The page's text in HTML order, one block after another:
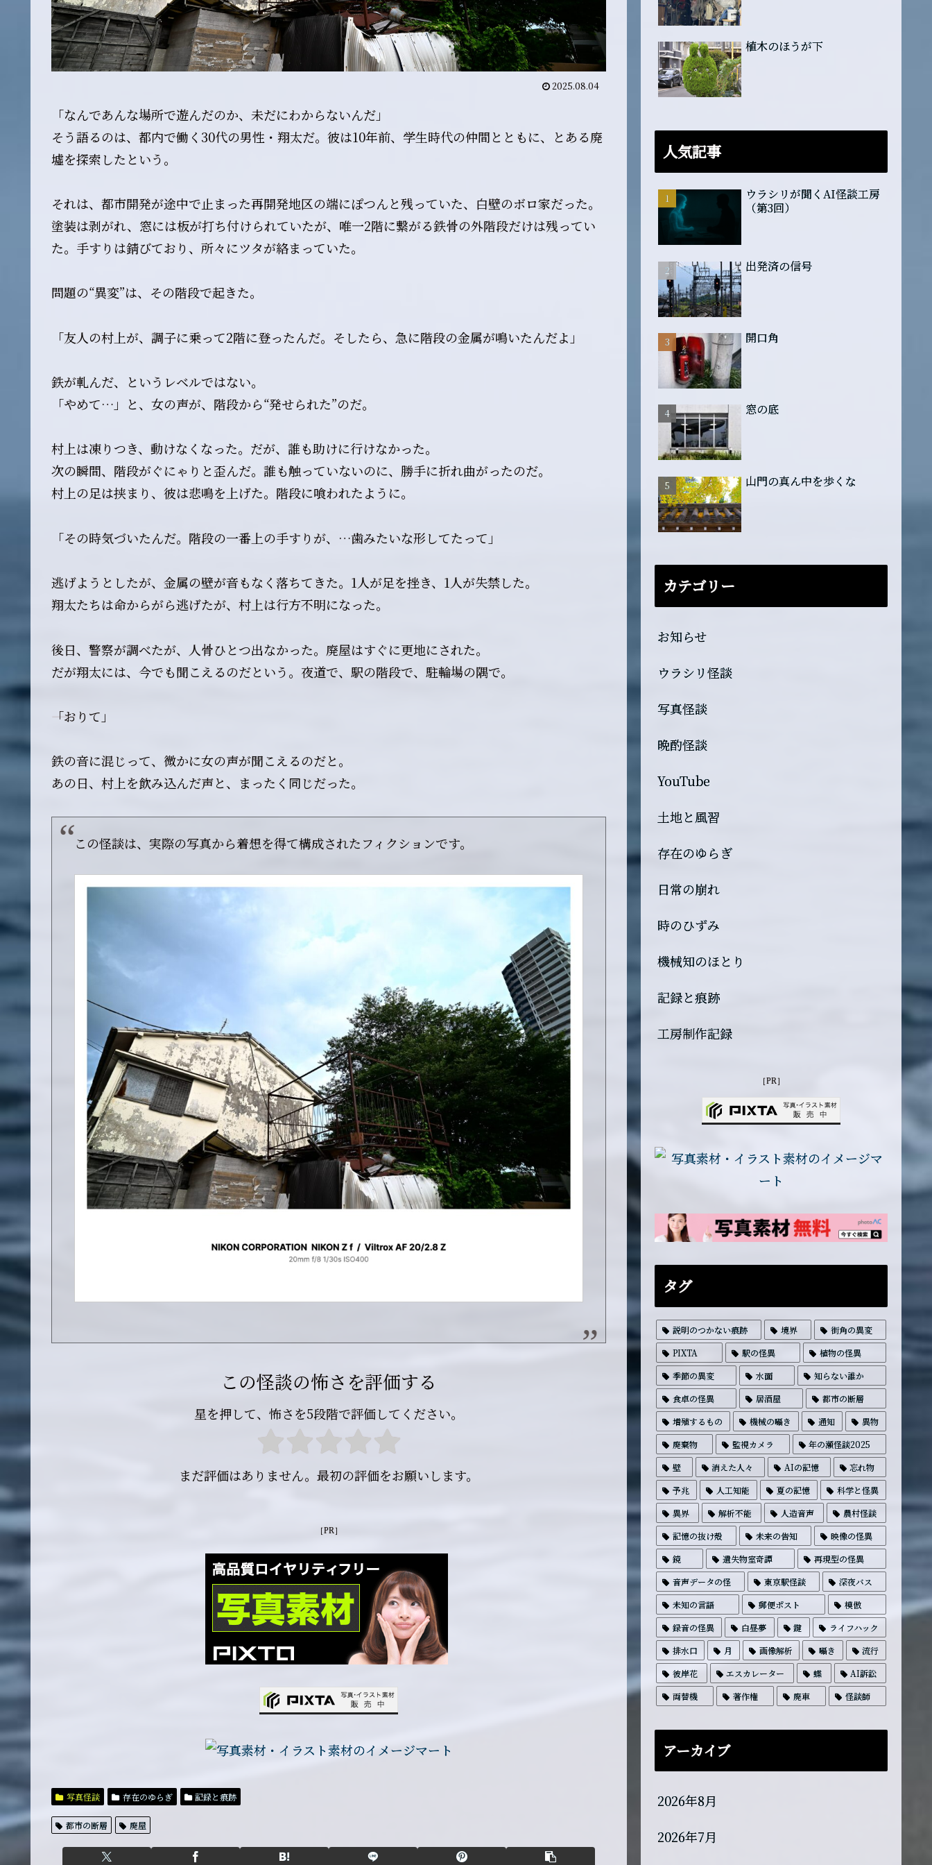
2025.08.04
「なんであんな場所で遊んだのか、未だにわからないんだ」
そう語るのは、都内で働く30代の男性・翔太だ。彼は10年前、学生時代の仲間とともに、とある廃
墟を探索したという。
それは、都市開発が途中で止まった再開発地区の端にぽつんと残っていた、白壁のボロ家だった。
塗装は剥がれ、窓には板が打ち付けられていたが、唯一2階に繋がる鉄骨の外階段だけは残ってい
た。手すりは錆びており、所々にツタが絡まっていた。
問題の“異変”は、その階段で起きた。
「友人の村上が、調子に乗って2階に登ったんだ。そしたら、急に――階段の金属が鳴いたんだよ」
鉄が軋んだ、というレベルではない。
「やめて…」と、女の声が、階段から“発せられた”のだ。
村上は凍りつき、動けなくなった。だが、誰も助けに行けなかった。
次の瞬間、階段がぐにゃりと歪んだ。誰も触っていないのに、勝手に折れ曲がったのだ。
村上の足は挟まり、彼は悲鳴を上げた。階段に喰われたように。
「その時気づいたんだ。階段の一番上の手すりが、…歯みたいな形してたって」
逃げようとしたが、金属の壁が音もなく落ちてきた。1人が足を挫き、1人が失禁した。
翔太たちは命からがら逃げたが、村上は行方不明になった。
後日、警察が調べたが、人骨ひとつ出なかった。廃屋はすぐに更地にされた。
だが翔太には、今でも聞こえるのだという。夜道で、駅の階段で、駐輪場の隅で。
――「おりて」
鉄の音に混じって、微かに女の声が聞こえるのだと。
あの日、村上を飲み込んだ声と、まったく同じだった。
この怪談は、実際の写真から着想を得て構成されたフィクションです。
この怪談の怖さを評価する
星を押して、怖さを5段階で評価してください。
まだ評価はありません。最初の評価をお願いします。
［PR］
写真怪談 存在のゆらぎ 記録と痕跡
都市の断層 廃屋
植木のほうが下
人気記事
ウラシリが聞くAI怪談工房
（第3回）
出発済の信号
開口角
窓の底
山門の真ん中を歩くな
カテゴリー
お知らせ
ウラシリ怪談
写真怪談
晩酌怪談
YouTube
土地と風習
存在のゆらぎ
日常の崩れ
時のひずみ
機械知のほとり
記録と痕跡
工房制作記録
［PR］
タグ
説明のつかない痕跡 境界
街角の異変
PIXTA
駅の怪異
植物の怪異
季節の異変
水面
知らない誰か
食卓の怪異
居酒屋
都市の断層
増殖するもの
機械の囁き 通知
異物
廃棄物
監視カメラ
年の瀬怪談2025
壁
消えた人々 AIの記憶
忘れ物
予兆
人工知能 夏の記憶
科学と怪異
異界
解析不能 人造音声
農村怪談
記憶の抜け殻
未来の告知
映像の怪異
鏡
遺失物室奇譚
再現型の怪異
音声データの怪
東京駅怪談
深夜バス
未知の言語
郵便ポスト
模倣
録音の怪異
白昼夢 鍵
ライフハック
排水口
月 画像解析 囁き
流行
彼岸花
エスカレーター 蝶
AI訴訟
両替機
著作権 廃車 怪談師
アーカイブ
2026年8月
2026年7月